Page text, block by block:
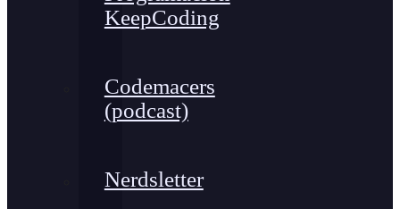
KeepCoding
Codemacers
(podcast)
Nerdsletter